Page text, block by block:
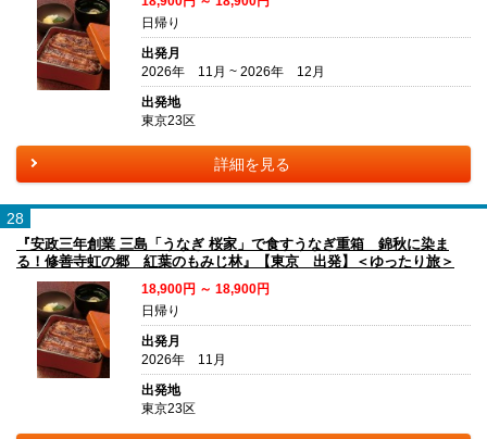
日帰り
出発月
2026年 11月 ~ 2026年 12月
出発地
東京23区
詳細を見る
28
『安政三年創業 三島「うなぎ 桜家」で食すうなぎ重箱 錦秋に染ま
る！修善寺虹の郷 紅葉のもみじ林』【東京 出発】＜ゆったり旅＞
18,900円 ～ 18,900円
日帰り
出発月
2026年 11月
出発地
東京23区